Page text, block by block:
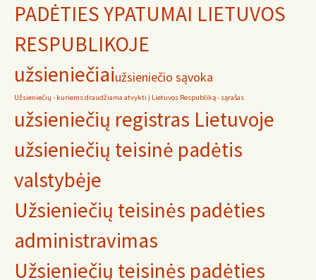
PADĖTIES YPATUMAI LIETUVOS
RESPUBLIKOJE
užsieniečiaiužsieniečio sąvoka
Užsieniečių - kuriems draudžiama atvykti į Lietuvos Respubliką - sąrašas
užsieniečių registras Lietuvoje
užsieniečių teisinė padėtis
valstybėje
Užsieniečių teisinės padėties
administravimas
Užsieniečių teisinės padėties